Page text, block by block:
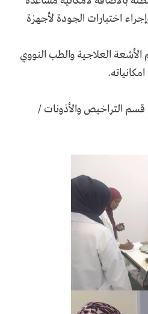
اختبارات الجودة لأجهزة
الأشعة العلاجية والطب النووي
التراخيص والأذونات /